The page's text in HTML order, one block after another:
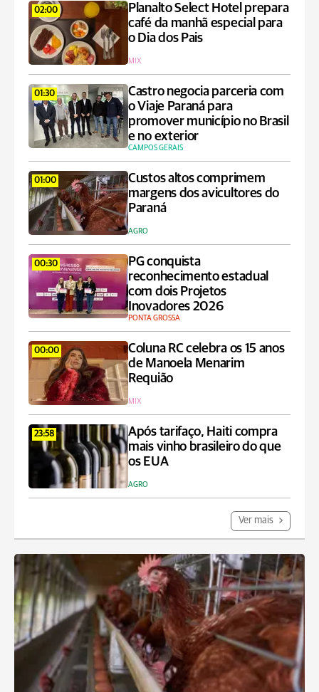
02:00
Planalto Select Hotel prepara
café da manhã especial para
o Dia dos Pais
MIX
01:30
Castro negocia parceria com
o Viaje Paraná para
promover município no Brasil
e no exterior
CAMPOS GERAIS
01:00
Custos altos comprimem
margens dos avicultores do
Paraná
AGRO
00:30
PG conquista
reconhecimento estadual
com dois Projetos
Inovadores 2026
PONTA GROSSA
00:00
Coluna RC celebra os 15 anos
de Manoela Menarim
Requião
MIX
23:58
Após tarifaço, Haiti compra
mais vinho brasileiro do que
os EUA
AGRO
Ver mais